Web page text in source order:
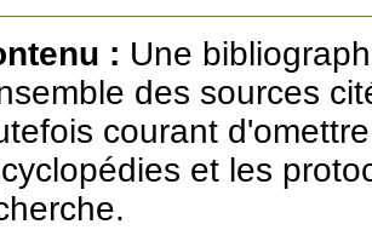
: Une
des sources
courant
et les